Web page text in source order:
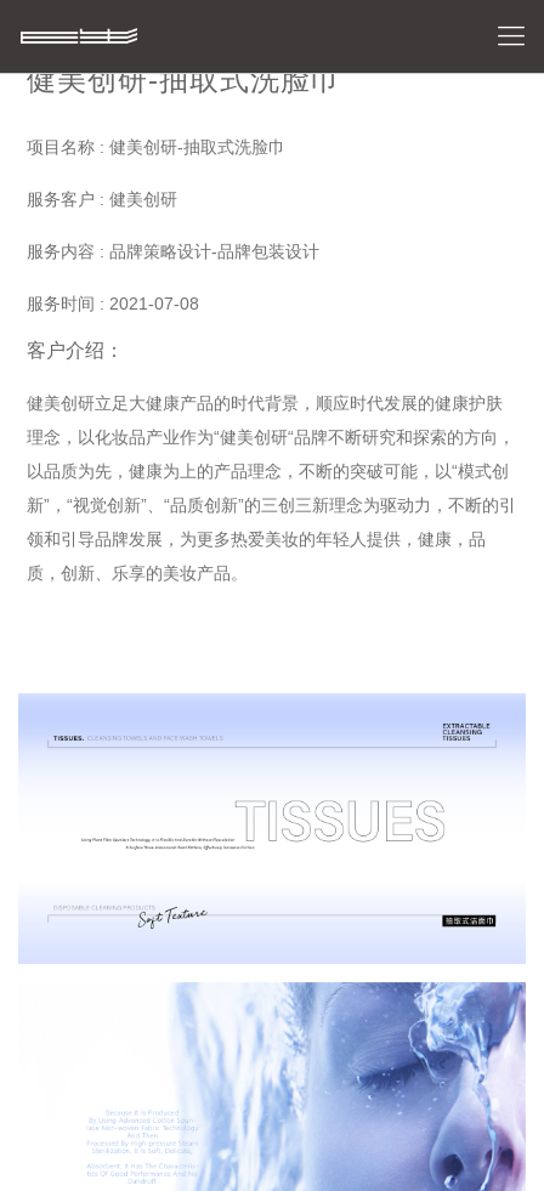
健美创研-抽取式洗脸巾
项目名称 : 健美创研-抽取式洗脸巾
服务客户 : 健美创研
服务内容 : 品牌策略设计-品牌包装设计
服务时间 : 2021-07-08
客户介绍：
健美创研立足大健康产品的时代背景，顺应时代发展的健康护肤
理念，以化妆品产业作为“健美创研“品牌不断研究和探索的方向，
以品质为先，健康为上的产品理念，不断的突破可能，以“模式创
新”，“视觉创新”、“品质创新”的三创三新理念为驱动力，不断的引
领和引导品牌发展，为更多热爱美妆的年轻人提供，健康，品
质，创新、乐享的美妆产品。